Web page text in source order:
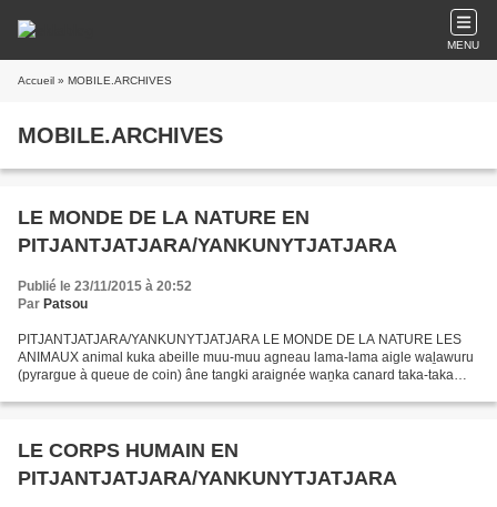
MENU
Accueil » MOBILE.ARCHIVES
MOBILE.ARCHIVES
LE MONDE DE LA NATURE EN
PITJANTJATJARA/YANKUNYTJATJARA
Publié le 23/11/2015 à 20:52
Par Patsou
PITJANTJATJARA/YANKUNYTJATJARA LE MONDE DE LA NATURE LES
ANIMAUX animal kuka abeille muu-muu agneau lama-lama aigle waḻawuru
(pyrargue à queue de coin) âne tangki araignée waṉka canard taka-taka
LE CORPS HUMAIN EN
PITJANTJATJARA/YANKUNYTJATJARA